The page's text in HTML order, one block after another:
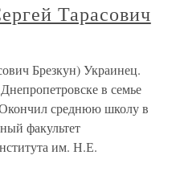
Тарасович
Брезкун) Украинец.
в семье
среднюю школу в
факультет
им. Н.Е.